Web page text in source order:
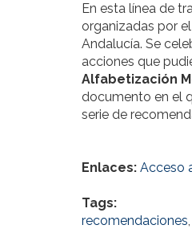
En esta línea de
organizadas por
Andalucía. Se
acciones que
Alfabetización
documento en el
serie de
Enlaces: Acceso
Tags:
recomendaciones,